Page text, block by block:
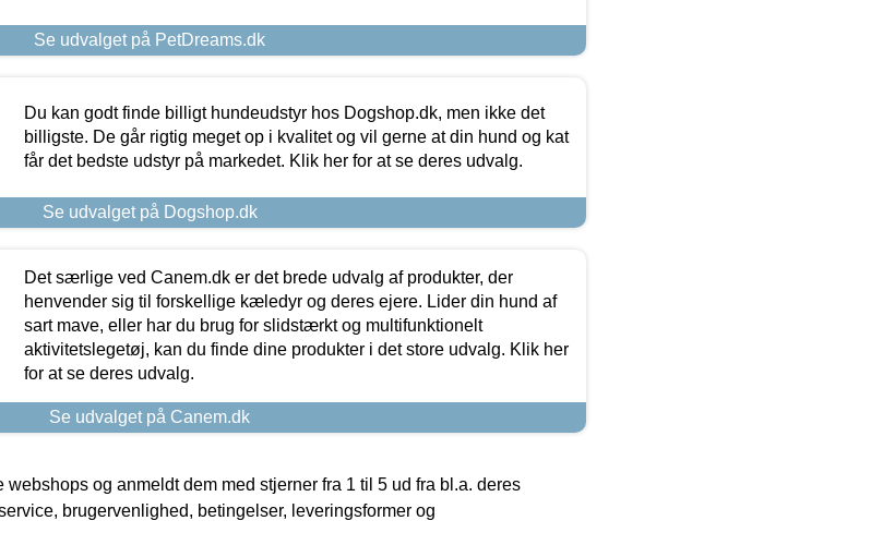
Se udvalget på PetDreams.dk
Du kan godt finde billigt hundeudstyr hos Dogshop.dk, men ikke det
billigste. De går rigtig meget op i kvalitet og vil gerne at din hund og kat
får det bedste udstyr på markedet. Klik her for at se deres udvalg.
Se udvalget på Dogshop.dk
Det særlige ved Canem.dk er det brede udvalg af produkter, der
henvender sig til forskellige kæledyr og deres ejere. Lider din hund af
sart mave, eller har du brug for slidstærkt og multifunktionelt
aktivitetslegetøj, kan du finde dine produkter i det store udvalg. Klik her
for at se deres udvalg.
Se udvalget på Canem.dk
og anmeldt dem med stjerner fra 1 til 5 ud fra bl.a. deres
brugervenlighed, betingelser, leveringsformer og